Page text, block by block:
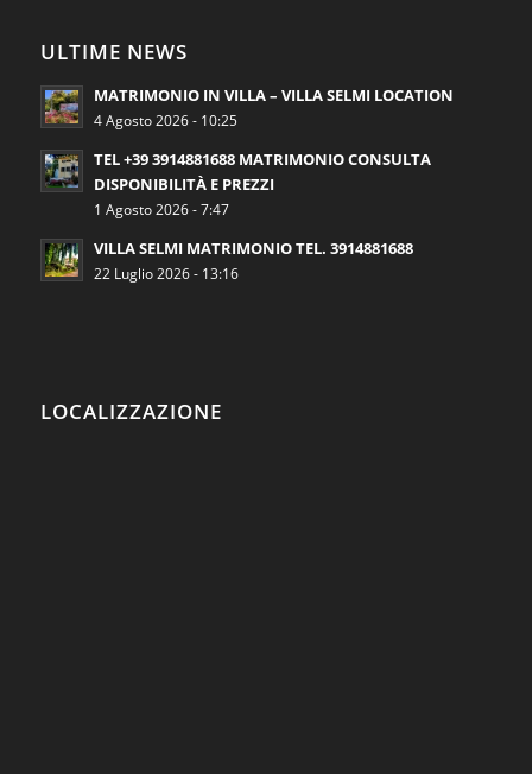
ULTIME NEWS
MATRIMONIO IN VILLA – VILLA SELMI LOCATION
4 Agosto 2026 - 10:25
TEL +39 3914881688 MATRIMONIO CONSULTA
DISPONIBILITÀ E PREZZI
1 Agosto 2026 - 7:47
VILLA SELMI MATRIMONIO TEL. 3914881688
22 Luglio 2026 - 13:16
LOCALIZZAZIONE